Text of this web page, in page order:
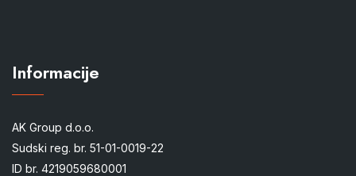
Informacije
AK Group d.o.o.
Sudski reg. br. 51-01-0019-22
ID br. 4219059680001